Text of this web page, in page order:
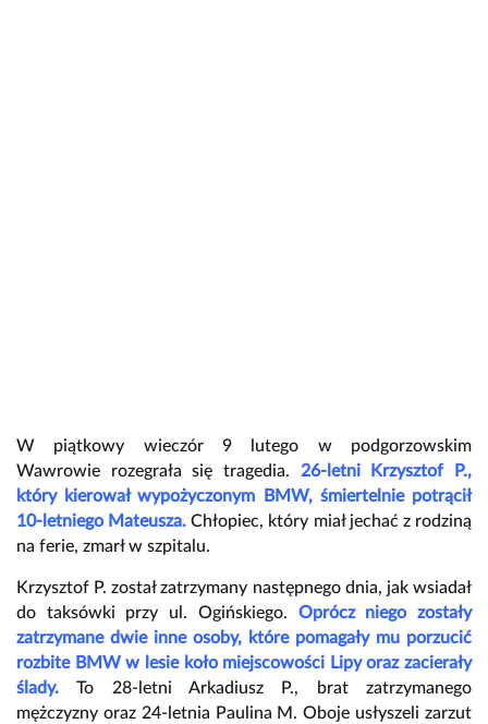
W piątkowy wieczór 9 lutego w podgorzowskim
Wawrowie rozegrała się tragedia. 26-letni Krzysztof P.,
który kierował wypożyczonym BMW, śmiertelnie potrącił
10-letniego Mateusza. Chłopiec, który miał jechać z rodziną
na ferie, zmarł w szpitalu.
Krzysztof P. został zatrzymany następnego dnia, jak wsiadał
do taksówki przy ul. Ogińskiego. Oprócz niego zostały
zatrzymane dwie inne osoby, które pomagały mu porzucić
rozbite BMW w lesie koło miejscowości Lipy oraz zacierały
ślady.To 28-letni Arkadiusz P., brat zatrzymanego
mężczyzny oraz 24-letnia Paulina M. Oboje usłyszeli zarzut